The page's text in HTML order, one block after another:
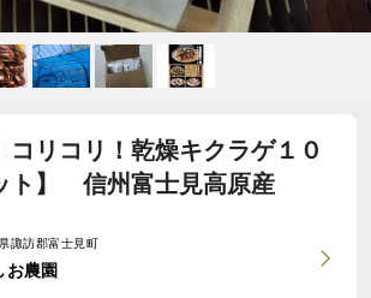
コリコリ！乾燥キクラゲ１０
ト】 信州富士見高原産
諏訪郡富士見町
お農園